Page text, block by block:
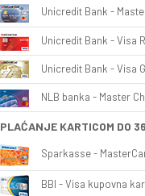
Unicredit Bank -
Unicredit Bank - Visa
Unicredit Bank - Visa
NLB banka - Master
PLAĆANJE KARTICOM DO
Sparkasse -
BBI - Visa kupovna